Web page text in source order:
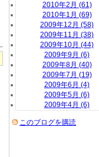
2010年2月 (61)
2010年1月 (69)
2009年12月 (58)
2009年11月 (38)
2009年10月 (44)
2009年9月 (6)
2009年8月 (40)
2009年7月 (19)
2009年6月 (4)
2009年5月 (6)
2009年4月 (6)
このブログを購読